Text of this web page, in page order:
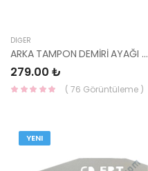
DIĞER
ARKA TAMPON DEMİRİ AYAĞI SPORTAGE 2016- 86636-F1000-HMC
279.00 ₺
( 76 Görüntüleme )
YENI